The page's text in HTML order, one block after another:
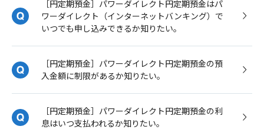
［円定期預金］パワーダイレクト円定期預金はパ
ワーダイレクト（インターネットバンキング）で
いつでも申し込みできるか知りたい。
［円定期預金］パワーダイレクト円定期預金の預
入金額に制限があるか知りたい。
［円定期預金］パワーダイレクト円定期預金の利
息はいつ支払われるか知りたい。